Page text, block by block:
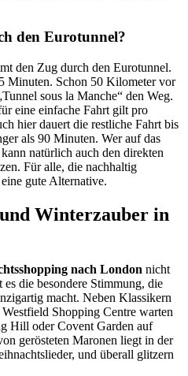
den Eurotunnel?
den Zug durch den Eurotunnel.
Minuten. Schon 50 Kilometer vor
sous la Manche“ den Weg.
eine einfache Fahrt gilt pro
hier dauert die restliche Fahrt bis
als 90 Minuten. Wer auf das
natürlich auch den direkten
Für alle, die nachhaltig
gute Alternative.
Winterzauber in
nach London nicht
die besondere Stimmung, die
macht. Neben Klassikern
Shopping Centre warten
Hill oder Covent Garden auf
gerösteten Maronen liegt in der
und überall glitzern